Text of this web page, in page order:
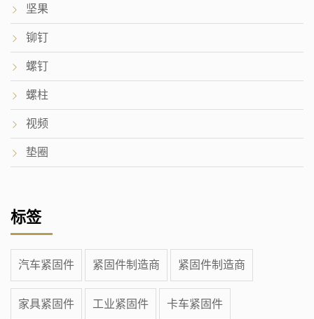
坚果
铆钉
螺钉
螺柱
视频
垫圈
标签
汽车紧固件 紧固件制造商 紧固件制造商
家具紧固件 工业紧固件 卡车紧固件